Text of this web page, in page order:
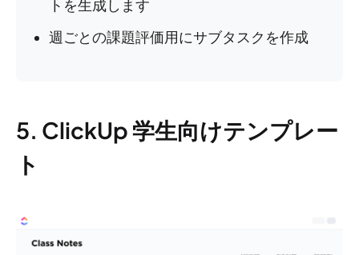
トを生成します
週ごとの課題評価用にサブタスクを作成
5. ClickUp 学生向けテンプレー
ト